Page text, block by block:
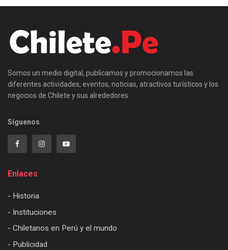
Somos un medio digital, publicamos y promocionamos las
diferentes actividades, eventos, noticias, atractivos turísticos y los
negocios de Chilete y sus alrededores.
Síguenos
Enlaces
- Historia
- Instituciones
- Chiletanos en Perú y el mundo
- Publicidad